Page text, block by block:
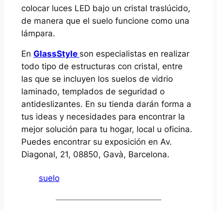
colocar luces LED bajo un cristal traslúcido,
de manera que el suelo funcione como una
lámpara.
En GlassStyle son especialistas en realizar
todo tipo de estructuras con cristal, entre
las que se incluyen los suelos de vidrio
laminado, templados de seguridad o
antideslizantes. En su tienda darán forma a
tus ideas y necesidades para encontrar la
mejor solución para tu hogar, local u oficina.
Puedes encontrar su exposición en Av.
Diagonal, 21, 08850, Gavà, Barcelona.
suelo